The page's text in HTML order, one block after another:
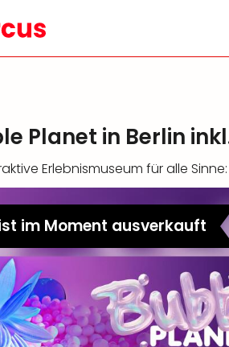
Planet in Berlin
Erlebnismuseum für alle
im Moment ausverkauft